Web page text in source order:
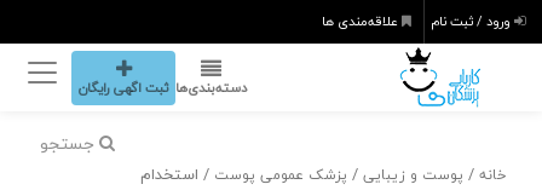
ورود / ثبت نام علاقه‌مندی ها
دسته‌بندی‌ها ثبت اگهی رایگان
جستجو
خانه / پوست و زیبایی / پزشک عمومی پوست / استخدام